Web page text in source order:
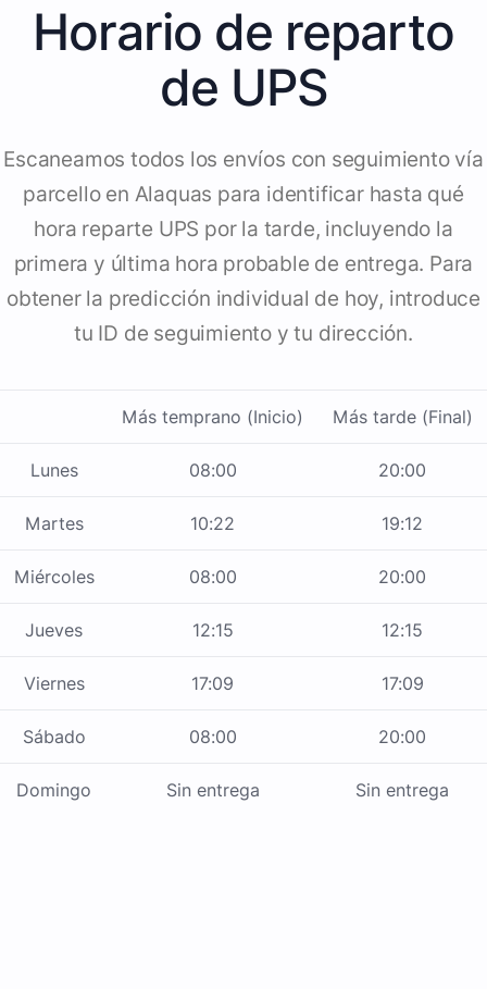
Horario de reparto
de UPS
Escaneamos todos los envíos con seguimiento vía
parcello en Alaquas para identificar hasta qué
hora reparte UPS por la tarde, incluyendo la
primera y última hora probable de entrega. Para
obtener la predicción individual de hoy, introduce
tu ID de seguimiento y tu dirección.
Más temprano (Inicio) Más tarde (Final)
Lunes 08:00 20:00
Martes 10:22 19:12
Miércoles 08:00 20:00
Jueves 12:15 12:15
Viernes 17:09 17:09
Sábado 08:00 20:00
Domingo Sin entrega Sin entrega